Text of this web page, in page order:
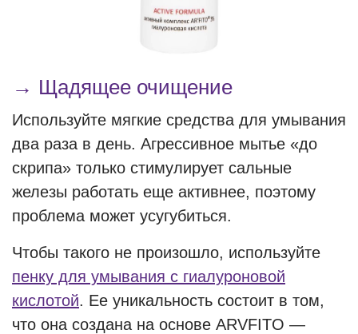
→ Щадящее очищение
Используйте мягкие средства для умывания
два раза в день. Агрессивное мытье «до
скрипа» только стимулирует сальные
железы работать еще активнее, поэтому
проблема может усугубиться.
Чтобы такого не произошло, используйте
пенку для умывания с гиалуроновой
кислотой. Ее уникальность состоит в том,
что она создана на основе ARVFITO —